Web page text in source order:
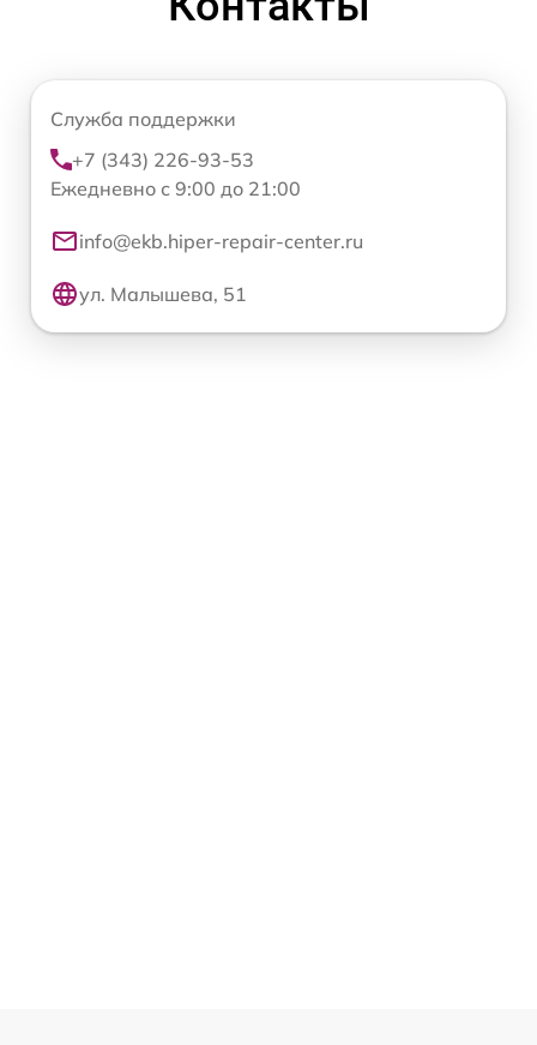
Служба поддержки
+7 (343) 226-93-53
Ежедневно с 9:00 до 21:00
info@ekb.hiper-repair-center.ru
ул. Малышева, 51